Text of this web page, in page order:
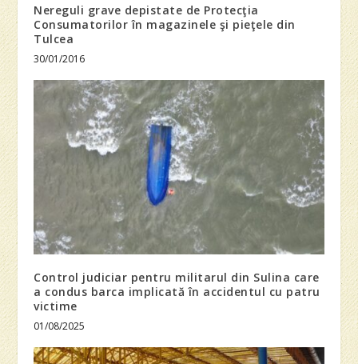
Nereguli grave depistate de Protecţia
Consumatorilor în magazinele şi pieţele din
Tulcea
30/01/2016
Control judiciar pentru militarul din Sulina care
a condus barca implicată în accidentul cu patru
victime
01/08/2025